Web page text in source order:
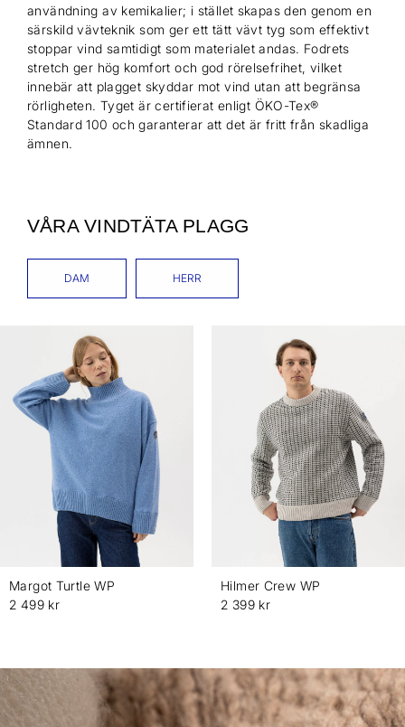
användning av kemikalier; i stället skapas den genom en
särskild vävteknik som ger ett tätt vävt tyg som effektivt
stoppar vind samtidigt som materialet andas. Fodrets
stretch ger hög komfort och god rörelsefrihet, vilket
innebär att plagget skyddar mot vind utan att begränsa
rörligheten. Tyget är certifierat enligt ÖKO-Tex®
Standard 100 och garanterar att det är fritt från skadliga
ämnen.
VÅRA VINDTÄTA PLAGG
DAM HERR
Margot Turtle WP
2 499 kr
Hilmer Crew WP
2 399 kr